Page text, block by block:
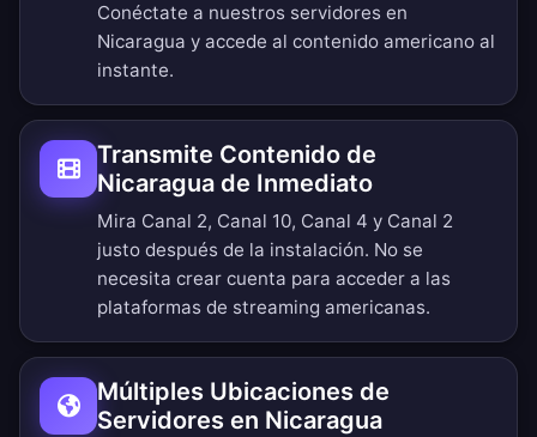
Conéctate a nuestros servidores en
Nicaragua y accede al contenido americano al
instante.
Transmite Contenido de
Nicaragua de Inmediato
Mira Canal 2, Canal 10, Canal 4 y Canal 2
justo después de la instalación. No se
necesita crear cuenta para acceder a las
plataformas de streaming americanas.
Múltiples Ubicaciones de
Servidores en Nicaragua